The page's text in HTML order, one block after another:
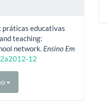
práticas educativas
teaching:
network. Ensino Em
12